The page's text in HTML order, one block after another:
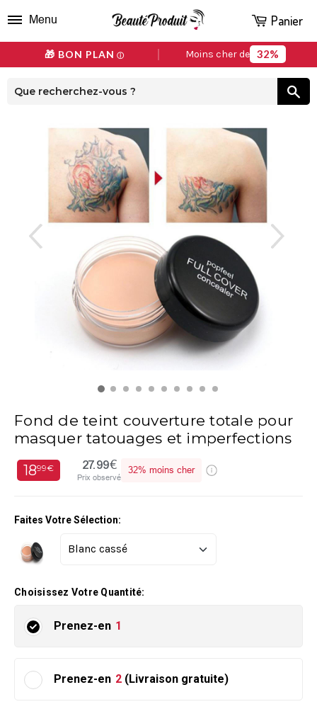
🎁 BON PLAN ⓘ Moins cher de 32%
Menu Panier
Fond de teint couverture totale pour
masquer tatouages et imperfections
1899€ 27.99€
Prix observé
32% moins cher
Faites Votre Sélection:
Choisissez Votre Quantité:
Prenez-en 1
Prenez-en 2 (Livraison gratuite)